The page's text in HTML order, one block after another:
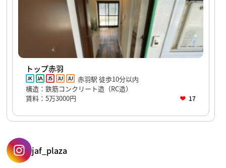
トップ赤羽
赤羽駅 徒歩10分以内
構造：鉄筋コンクリート造（RC造）
賃料：5万3000円
17
jaf_plaza